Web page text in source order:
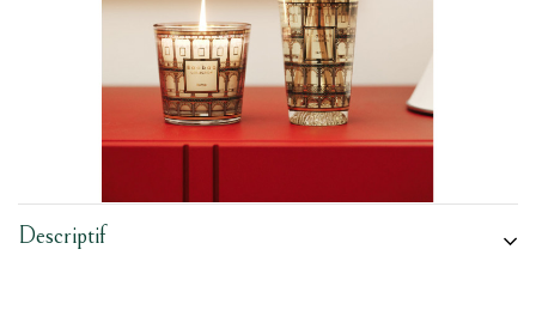
Descriptif